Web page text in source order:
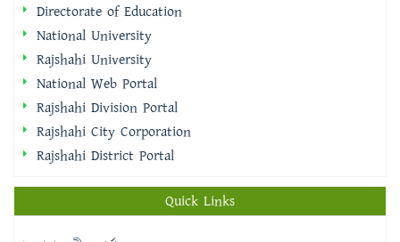
Directorate of Education
National University
Rajshahi University
National Web Portal
Rajshahi Division Portal
Rajshahi City Corporation
Rajshahi District Portal
Quick Links